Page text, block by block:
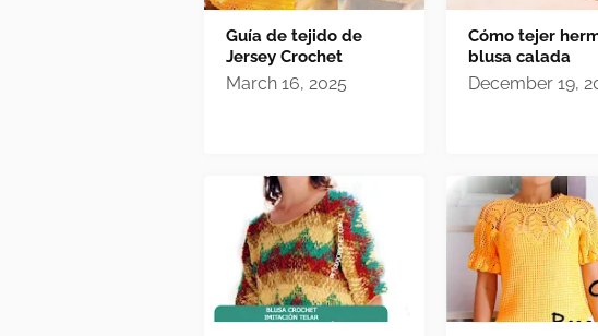
Guía de tejido de
Jersey Crochet
March 16, 2025
Cómo tejer
blusa calada
December 19,